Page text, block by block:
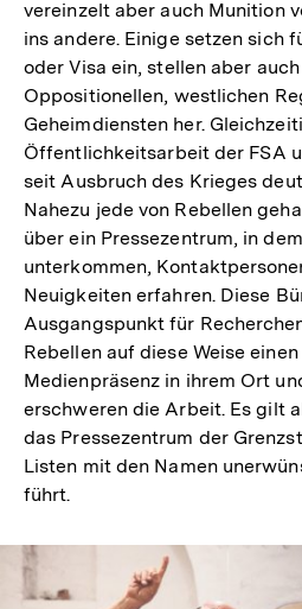
vereinzelt aber auch Munition
ins andere. Einige setzen sich
oder Visa ein, stellen aber
Oppositionellen, westlichen
Geheimdiensten her.
Öffentlichkeitsarbeit der FSA
seit Ausbruch des Krieges
Nahezu jede von Rebellen
über ein Pressezentrum, in
unterkommen,
Neuigkeiten erfahren. Diese
Ausgangspunkt für
Rebellen auf diese Weise
Medienpräsenz in ihrem Ort
erschweren die Arbeit. Es gilt
das Pressezentrum der
Listen mit den Namen
führt.